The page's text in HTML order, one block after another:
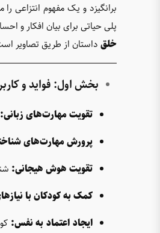
برانگیزد و یک مفهوم انتزاعی
پلی حیاتی برای بیان افکار و
خلقداستان از طریق تصاویر
بخش اول: فواید و
تقویت مهارت‌های زبانی:
پرورش مهارت‌های
تقویت هوش هیجانی:
کمک به کودکان با
ایجاد اعتماد به نفس: